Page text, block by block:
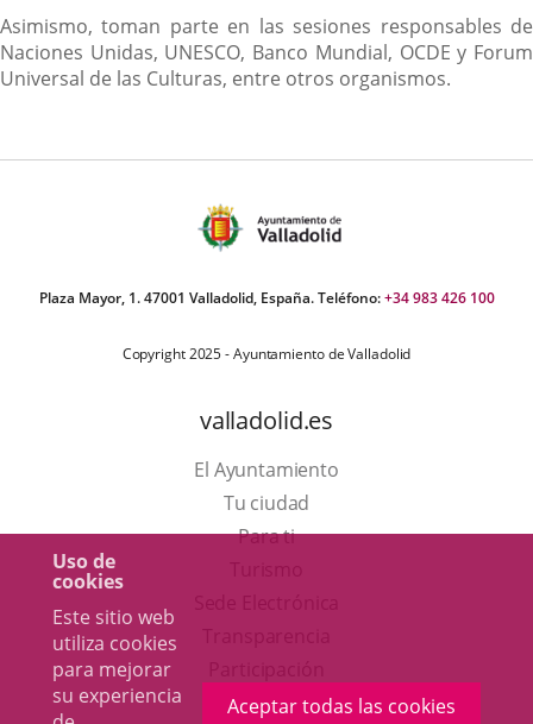
Uso de
cookies
Este sitio web
utiliza cookies
para mejorar
su experiencia
Aceptar todas las cookies
Asimismo, toman parte en las sesiones responsables de
Naciones Unidas, UNESCO, Banco Mundial, OCDE y Forum
Universal de las Culturas, entre otros organismos.
Plaza Mayor, 1. 47001 Valladolid, España. Teléfono:+34 983 426 100
Copyright 2025 - Ayuntamiento de Valladolid
valladolid.es
El Ayuntamiento
Tu ciudad
Para ti
en aplicación